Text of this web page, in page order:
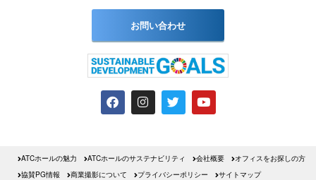
お問い合わせ
ATCホールの魅力 ATCホールのサステナビリティ 会社概要
オフィスをお探しの方
協賛PG情報
商業撮影について プライバシーポリシー
サイトマップ